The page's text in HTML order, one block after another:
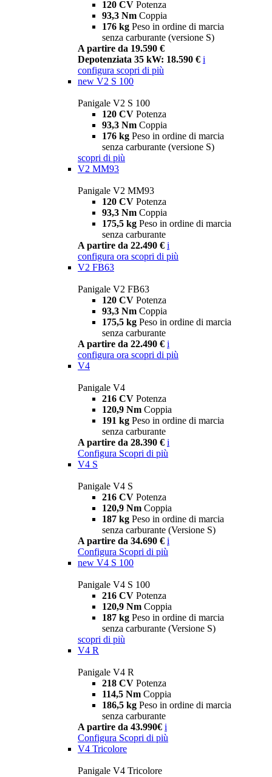
120 CV Potenza
93,3 Nm Coppia
176 kg Peso in ordine di marcia
senza carburante (versione S)
A partire da 19.590 €
Depotenziata 35 kW: 18.590 € i
configura scopri di più
new V2 S 100
Panigale V2 S 100
120 CV Potenza
93,3 Nm Coppia
176 kg Peso in ordine di marcia
senza carburante (versione S)
scopri di più
V2 MM93
Panigale V2 MM93
120 CV Potenza
93,3 Nm Coppia
175,5 kg Peso in ordine di marcia
senza carburante
A partire da 22.490 € i
configura ora scopri di più
V2 FB63
Panigale V2 FB63
120 CV Potenza
93,3 Nm Coppia
175,5 kg Peso in ordine di marcia
senza carburante
A partire da 22.490 € i
configura ora scopri di più
V4
Panigale V4
216 CV Potenza
120,9 Nm Coppia
191 kg Peso in ordine di marcia
senza carburante
A partire da 28.390 € i
Configura Scopri di più
V4 S
Panigale V4 S
216 CV Potenza
120,9 Nm Coppia
187 kg Peso in ordine di marcia
senza carburante (Versione S)
A partire da 34.690 € i
Configura Scopri di più
new V4 S 100
Panigale V4 S 100
216 CV Potenza
120,9 Nm Coppia
187 kg Peso in ordine di marcia
senza carburante (Versione S)
scopri di più
V4 R
Panigale V4 R
218 CV Potenza
114,5 Nm Coppia
186,5 kg Peso in ordine di marcia
senza carburante
A partire da 43.990€ i
Configura Scopri di più
V4 Tricolore
Panigale V4 Tricolore